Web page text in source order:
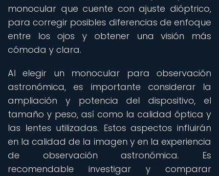
monocular que cuente con ajuste dióptrico,
para corregir posibles diferencias de enfoque
entre los ojos y obtener una visión más
cómoda y clara.
Al elegir un monocular para observación
astronómica, es importante considerar la
ampliación y potencia del dispositivo, el
tamaño y peso, así como la calidad óptica y
las lentes utilizadas. Estos aspectos influirán
en la calidad de la imagen y en la experiencia
de observación astronómica. Es
recomendable investigar y comparar